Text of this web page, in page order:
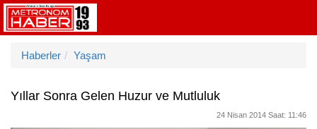
Haberler Yaşam
Yıllar Sonra Gelen Huzur ve Mutluluk
24 Nisan 2014 Saat: 11:46